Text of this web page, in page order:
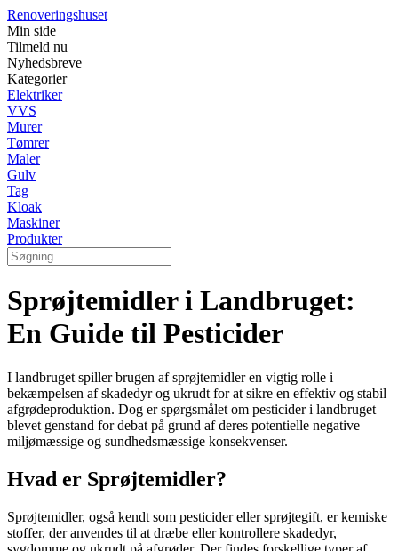
Renoveringshuset
Min side
Tilmeld nu
Nyhedsbreve
Kategorier
Elektriker
VVS
Murer
Tømrer
Maler
Gulv
Tag
Kloak
Maskiner
Produkter
Sprøjtemidler i Landbruget:
En Guide til Pesticider
I landbruget spiller brugen af sprøjtemidler en vigtig rolle i
bekæmpelsen af skadedyr og ukrudt for at sikre en effektiv og stabil
afgrødeproduktion. Dog er spørgsmålet om pesticider i landbruget
blevet genstand for debat på grund af deres potentielle negative
miljømæssige og sundhedsmæssige konsekvenser.
Hvad er Sprøjtemidler?
Sprøjtemidler, også kendt som pesticider eller sprøjtegift, er kemiske
stoffer, der anvendes til at dræbe eller kontrollere skadedyr,